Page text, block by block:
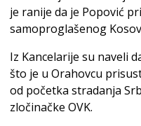
je ranije da je Popović
samoproglašenog
Iz Kancelarije su naveli
što je u Orahovcu
od početka stradanja
zločinačke OVK.